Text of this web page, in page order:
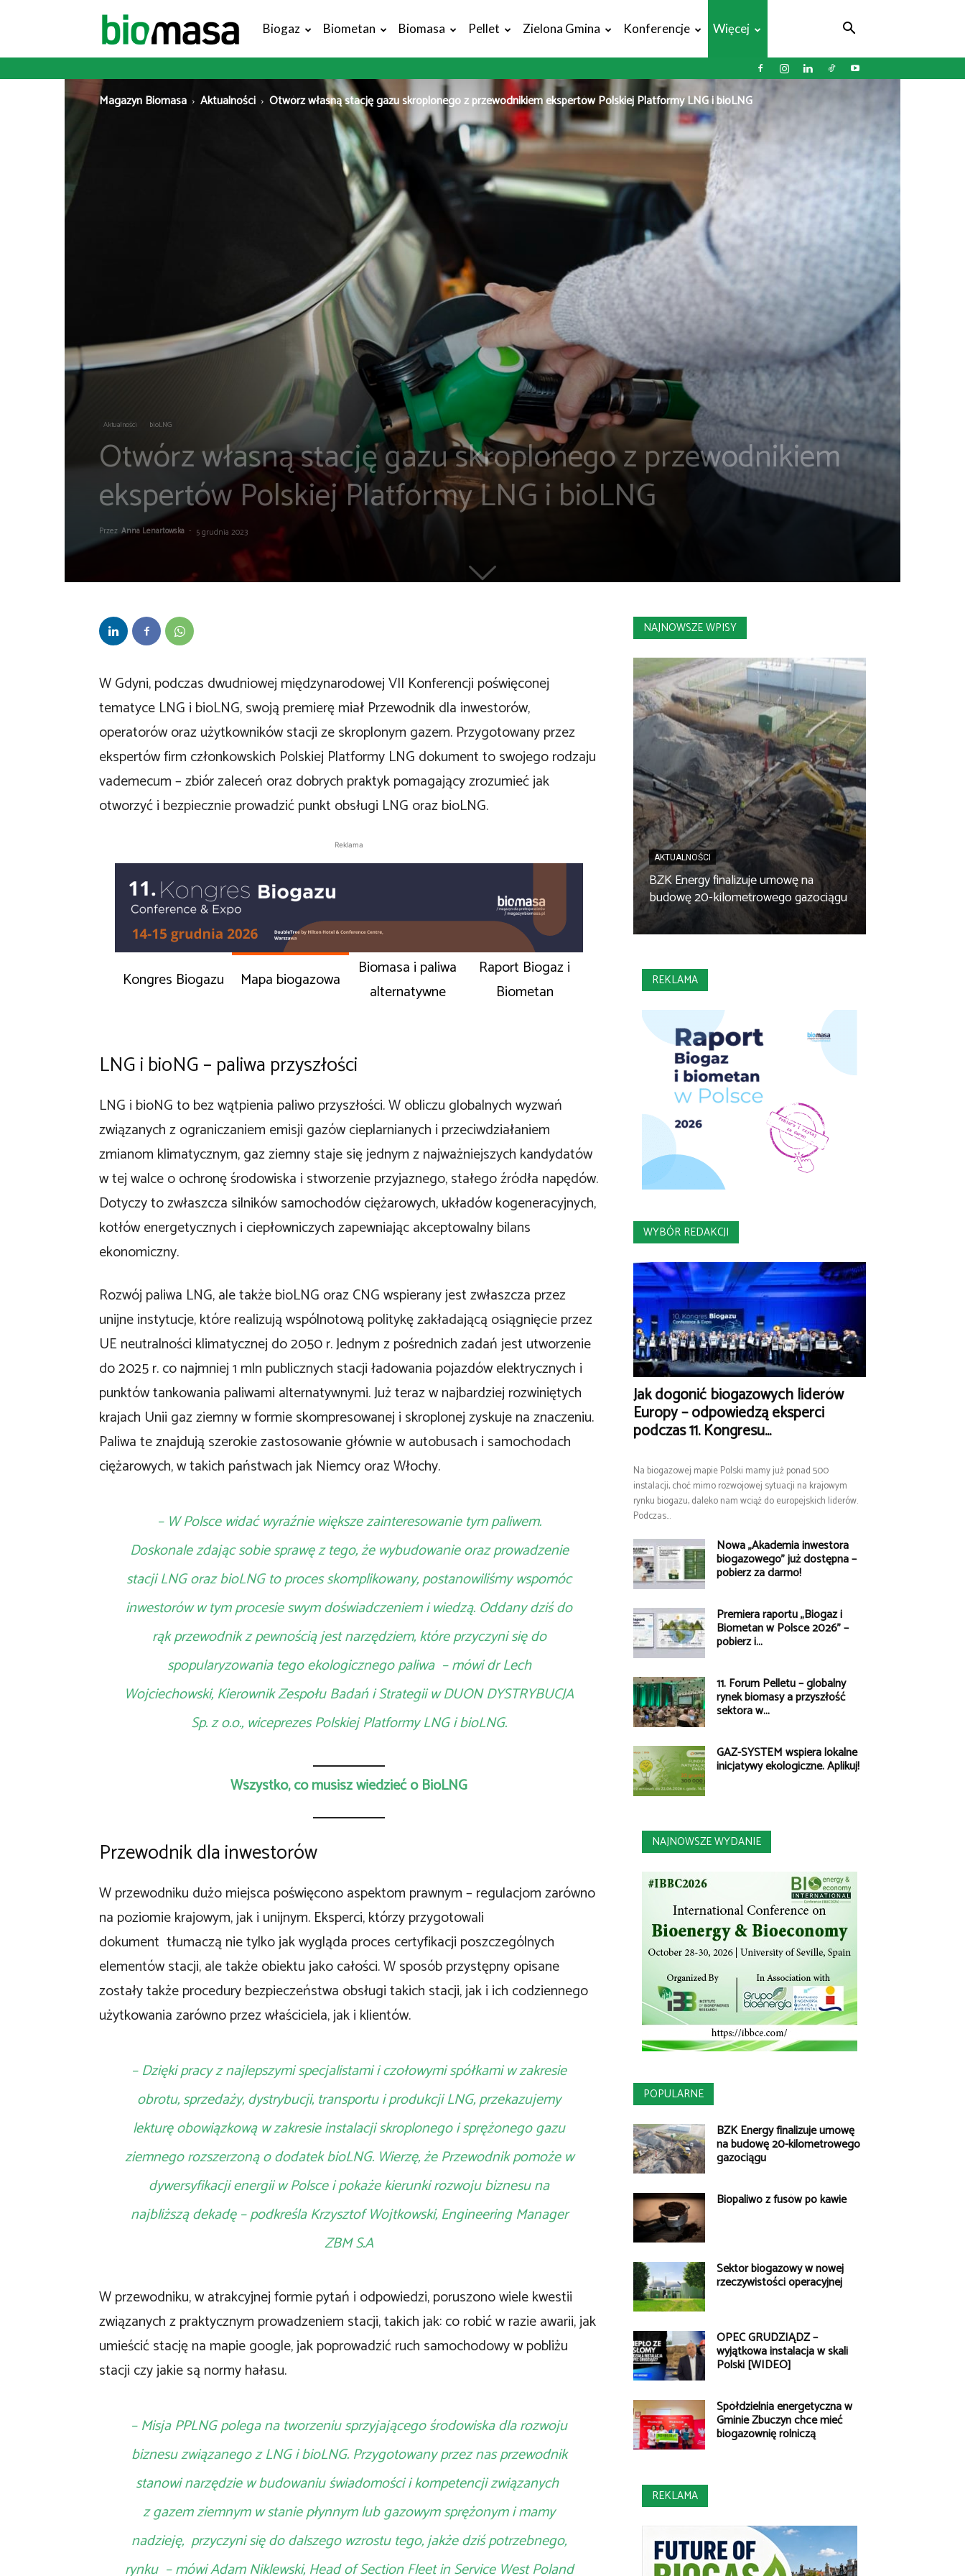
Magazyn
Biogaz Biometan Biomasa Pellet Zielona Gmina Konferencje Więcej
Magazyn Biomasa Aktualności Otwórz własną stację gazu skroplonego z przewodnikiem ekspertów Polskiej Platformy LNG i bioLNG
Aktualności bioLNG
Otwórz własną stację gazu skroplonego z przewodnikiem
ekspertów Polskiej Platformy LNG i bioLNG
Przez Anna Lenartowska - 5 grudnia 2023
W Gdyni, podczas dwudniowej międzynarodowej VII Konferencji poświęconej
tematyce LNG i bioLNG, swoją premierę miał Przewodnik dla inwestorów,
operatorów oraz użytkowników stacji ze skroplonym gazem. Przygotowany przez
ekspertów firm członkowskich Polskiej Platformy LNG dokument to swojego rodzaju
vademecum – zbiór zaleceń oraz dobrych praktyk pomagający zrozumieć jak
otworzyć i bezpiecznie prowadzić punkt obsługi LNG oraz bioLNG.
Reklama
Kongres Biogazu Mapa biogazowa
Biomasa i paliwa
alternatywne
Raport Biogaz i
Biometan
LNG i bioNG – paliwa przyszłości
LNG i bioNG to bez wątpienia paliwo przyszłości.W obliczu globalnych wyzwań
związanych z ograniczaniem emisji gazów cieplarnianych i przeciwdziałaniem
zmianom klimatycznym, gaz ziemny staje się jednym z najważniejszych kandydatów
w tej walce o ochronę środowiska i stworzenie przyjaznego, stałego źródła napędów.
Dotyczy to zwłaszcza silników samochodów ciężarowych, układów kogeneracyjnych,
kotłów energetycznych i ciepłowniczych zapewniając akceptowalny bilans
ekonomiczny.
Rozwój paliwa LNG, ale także bioLNG oraz CNG wspierany jest zwłaszcza przez
unijne instytucje, które realizują wspólnotową politykę zakładającą osiągnięcie przez
UE neutralności klimatycznej do 2050 r. Jednym z pośrednich zadań jest utworzenie
do 2025 r. co najmniej 1 mln publicznych stacji ładowania pojazdów elektrycznych i
punktów tankowania paliwami alternatywnymi. Już teraz w najbardziej rozwiniętych
krajach Unii gaz ziemny w formie skompresowanej i skroplonej zyskuje na znaczeniu.
Paliwa te znajdują szerokie zastosowanie głównie w autobusach i samochodach
ciężarowych, w takich państwach jak Niemcy oraz Włochy.
– W Polsce widać wyraźnie większe zainteresowanie tym paliwem.
Doskonale zdając sobie sprawę z tego, że wybudowanie oraz prowadzenie
stacji LNG oraz bioLNG to proces skomplikowany, postanowiliśmy wspomóc
inwestorów w tym procesie swym doświadczeniem i wiedzą. Oddany dziś do
rąk przewodnik z pewnością jest narzędziem, które przyczyni się do
spopularyzowania tego ekologicznego paliwa –mówi dr Lech
Wojciechowski, Kierownik Zespołu Badań i Strategii w DUON DYSTRYBUCJA
Sp. z o.o., wiceprezes Polskiej Platformy LNG i bioLNG.
Wszystko, co musisz wiedzieć o BioLNG
Przewodnik dla inwestorów
W przewodniku dużo miejsca poświęcono aspektom prawnym – regulacjom zarówno
na poziomie krajowym, jak i unijnym. Eksperci, którzy przygotowali
dokument tłumaczą nie tylko jak wygląda proces certyfikacji poszczególnych
elementów stacji, ale także obiektu jako całości. W sposób przystępny opisane
zostały także procedury bezpieczeństwa obsługi takich stacji, jak i ich codziennego
użytkowania zarówno przez właściciela, jak i klientów.
– Dzięki pracy z najlepszymi specjalistami i czołowymi spółkami w zakresie
obrotu, sprzedaży, dystrybucji, transportu i produkcji LNG, przekazujemy
lekturę obowiązkową w zakresie instalacji skroplonego i sprężonego gazu
ziemnego rozszerzoną o dodatek bioLNG. Wierzę, że Przewodnik pomoże w
dywersyfikacji energii w Polsce i pokaże kierunki rozwoju biznesu na
najbliższą dekadę –podkreśla Krzysztof Wojtkowski, Engineering Manager
ZBM S.A
W przewodniku, w atrakcyjnej formie pytań i odpowiedzi, poruszono wiele kwestii
związanych z praktycznym prowadzeniem stacji, takich jak: co robić w razie awarii, jak
umieścić stację na mapie google, jak poprowadzić ruch samochodowy w pobliżu
stacji czy jakie są normy hałasu.
– Misja PPLNG polega na tworzeniu sprzyjającego środowiska dla rozwoju
biznesu związanego z LNG i bioLNG. Przygotowany przez nas przewodnik
stanowi narzędzie w budowaniu świadomości i kompetencji związanych
z gazem ziemnym w stanie płynnym lub gazowym sprężonym i mamy
nadzieję, przyczyni się do dalszego wzrostu tego, jakże dziś potrzebnego,
rynku –mówiAdam Niklewski, Head of Section Fleet in Service West Poland
NAJNOWSZE WPISY
AKTUALNOŚCI
BZK Energy finalizuje umowę na
budowę 20-kilometrowego gazociągu
REKLAMA
WYBÓR REDAKCJI
Jak dogonić biogazowych liderów
Europy – odpowiedzą eksperci
podczas 11. Kongresu...
Na biogazowej mapie Polski mamy już ponad 500
instalacji, choć mimo rozwojowej sytuacji na krajowym
rynku biogazu, daleko nam wciąż do europejskich liderów.
Podczas...
Nowa „Akademia inwestora
biogazowego” już dostępna –
pobierz za darmo!
Premiera raportu „Biogaz i
Biometan w Polsce 2026” –
pobierz i...
11. Forum Pelletu – globalny
rynek biomasy a przyszłość
sektora w...
GAZ-SYSTEM wspiera lokalne
inicjatywy ekologiczne. Aplikuj!
NAJNOWSZE WYDANIE
POPULARNE
BZK Energy finalizuje umowę
na budowę 20-kilometrowego
gazociągu
Biopaliwo z fusów po kawie
Sektor biogazowy w nowej
rzeczywistości operacyjnej
OPEC GRUDZIĄDZ –
wyjątkowa instalacja w skali
Polski [WIDEO]
Spółdzielnia energetyczna w
Gminie Zbuczyn chce mieć
biogazownię rolniczą
REKLAMA